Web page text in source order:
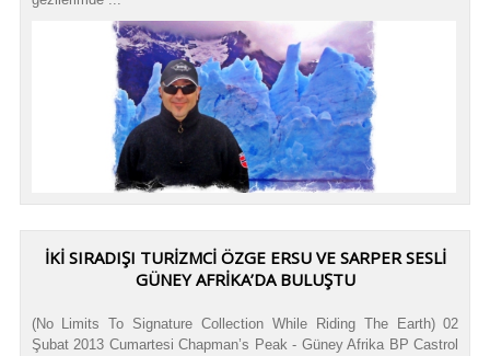
İKI SIRADIŞI TURIZMCI ÖZGE ERSU VE SARPER SESLI
GÜNEY AFRIKA’DA BULUŞTU
(No Limits To Signature Collection While Riding The Earth) 02
Şubat 2013 Cumartesi Chapman’s Peak - Güney Afrika BP Castrol